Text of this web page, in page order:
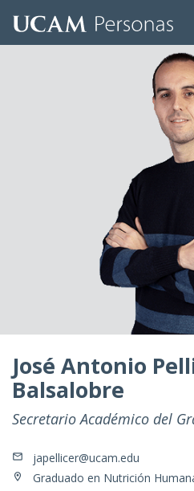
José Antonio
Balsalobre
Secretario Académico del
japellicer@ucam.edu
Graduado en Nutrición